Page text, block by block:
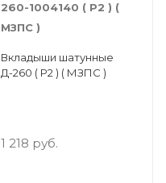
260-1004140 ( Р2 ) (
МЗПС )
Вкладыши шатунные
Д-260 ( Р2 ) ( МЗПС )
1 218 руб.